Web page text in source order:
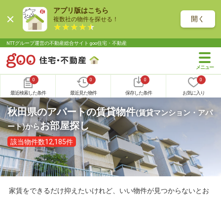
アプリ版はこちら
複数社の物件を探せる！ 開く
NTTグループ運営の不動産総合サイト goo住宅・不動産
0
最近検索した条件
0
最近見た物件
0
保存した条件
0
お気に入り
秋田県のアパートの賃貸物件(賃貸マンション・アパ
ート)からお部屋探し
該当物件数12,185件
家賃をできるだけ抑えたいけれど、いい物件が見つからないとお